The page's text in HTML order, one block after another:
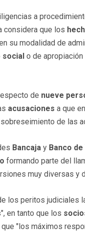
a
considera que los
su modalidad de
social o de
de nueve
acusaciones a que
de las
Bancaja y Banco
formando parte del
muy diversas y
los peritos judiciales
", en tanto que los
"los máximos